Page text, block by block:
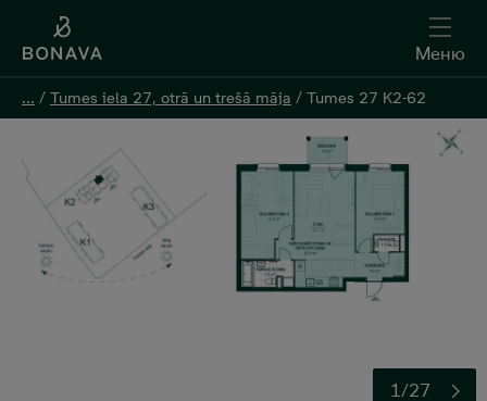
Меню
... / Tumes iela 27, otrā un trešā māja / Tumes 27 K2-62
1/27
Меню
... / Tumes iela 27, otrā un trešā māja / Tumes 27 K2-62
Oставить контактную информацию